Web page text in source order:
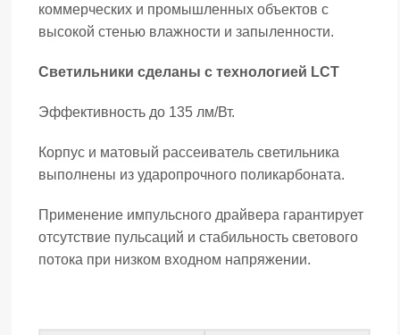
коммерческих и промышленных объектов с
высокой стенью влажности и запыленности.
Светильники сделаны с технологией LCT
Эффективность до 135 лм/Вт.
Корпус и матовый рассеиватель светильника
выполнены из ударопрочного поликарбоната.
Применение импульсного драйвера гарантирует
отсутствие пульсаций и стабильность светового
потока при низком входном напряжении.